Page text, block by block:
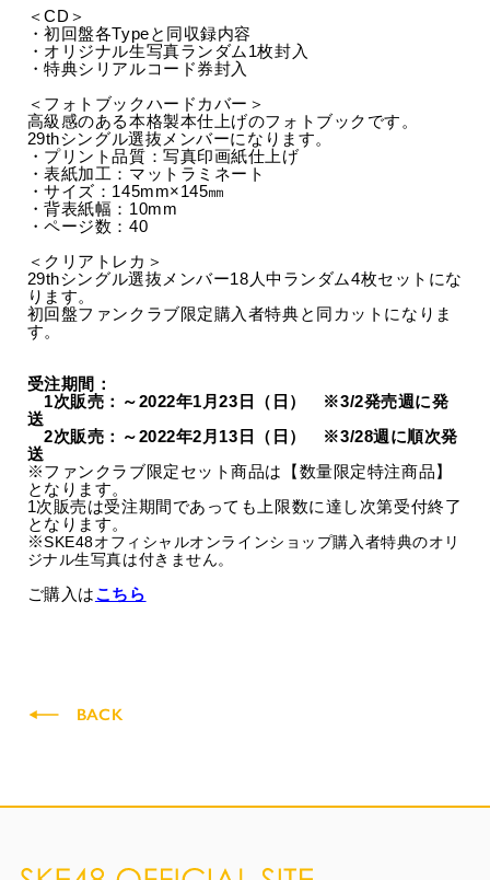
＜CD＞
・初回盤各Typeと同収録内容
・オリジナル生写真ランダム1枚封入
・特典シリアルコード券封入
＜フォトブックハードカバー＞
高級感のある本格製本仕上げのフォトブックです。
29thシングル選抜メンバーになります。
・プリント品質：写真印画紙仕上げ
・表紙加工：マットラミネート
・サイズ：145mm×145㎜
・背表紙幅：10mm
・ページ数：40
＜クリアトレカ＞
29thシングル選抜メンバー18人中ランダム4枚セットにな
ります。
初回盤ファンクラブ限定購入者特典と同カットになりま
す。
受注期間：
1次販売：～2022年1月23日（日） ※3/2発売週に発
送
2次販売：～2022年2月13日（日） ※3/28週に順次発
送
※ファンクラブ限定セット商品は【数量限定特注商品】
となります。
1次販売は受注期間であっても上限数に達し次第受付終了
となります。
※SKE48オフィシャルオンラインショップ購入者特典のオリ
ジナル生写真は付きません。
ご購入はこちら
BACK